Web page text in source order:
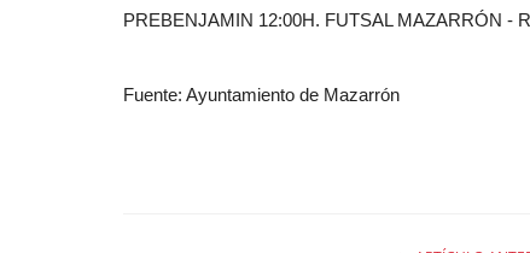
PREBENJAMIN 12:00H. FUTSAL MAZARRÓN -
Fuente: Ayuntamiento de Mazarrón